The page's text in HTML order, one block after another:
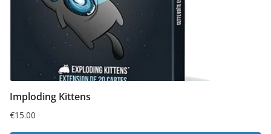
Imploding Kittens
€15.00